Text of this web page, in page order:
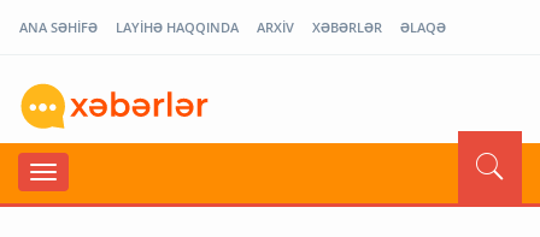
ANA SƏHİFƏ LAYİHƏ HAQQINDA ARXİV XƏBƏRLƏR ƏLAQƏ